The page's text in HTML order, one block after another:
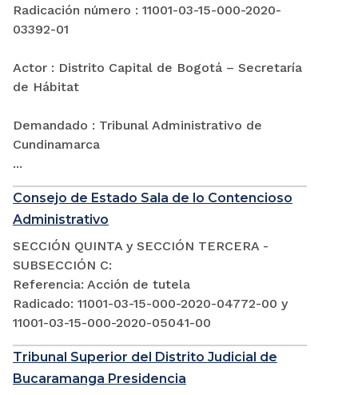
Radicación número : 11001-03-15-000-2020-
03392-01
Actor : Distrito Capital de Bogotá – Secretaría
de Hábitat
Demandado : Tribunal Administrativo de
Cundinamarca
...
Consejo de Estado Sala de lo Contencioso
Administrativo
SECCIÓN QUINTA y SECCIÓN TERCERA -
SUBSECCIÓN C:
Referencia: Acción de tutela
Radicado: 11001-03-15-000-2020-04772-00 y
11001-03-15-000-2020-05041-00
Tribunal Superior del Distrito Judicial de
Bucaramanga Presidencia